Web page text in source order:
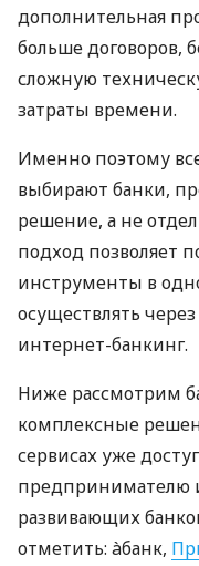
дополнительная
больше договоров,
сложную
затраты времени.
Именно поэтому
выбирают банки,
решение, а не
подход позволяет
инструменты в
осуществлять
интернет-банкинг.
Ниже рассмотрим
комплексные
сервисах уже
предпринимателю
развивающих
отметить: àбанк,